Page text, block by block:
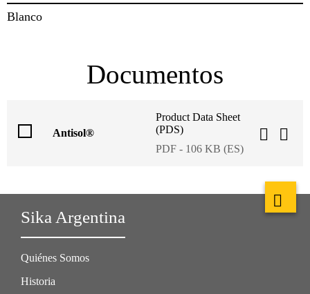
Blanco
Documentos
Antisol®
Product Data Sheet
(PDS)
PDF - 106 KB (ES)
Sika Argentina
Quiénes Somos
Historia